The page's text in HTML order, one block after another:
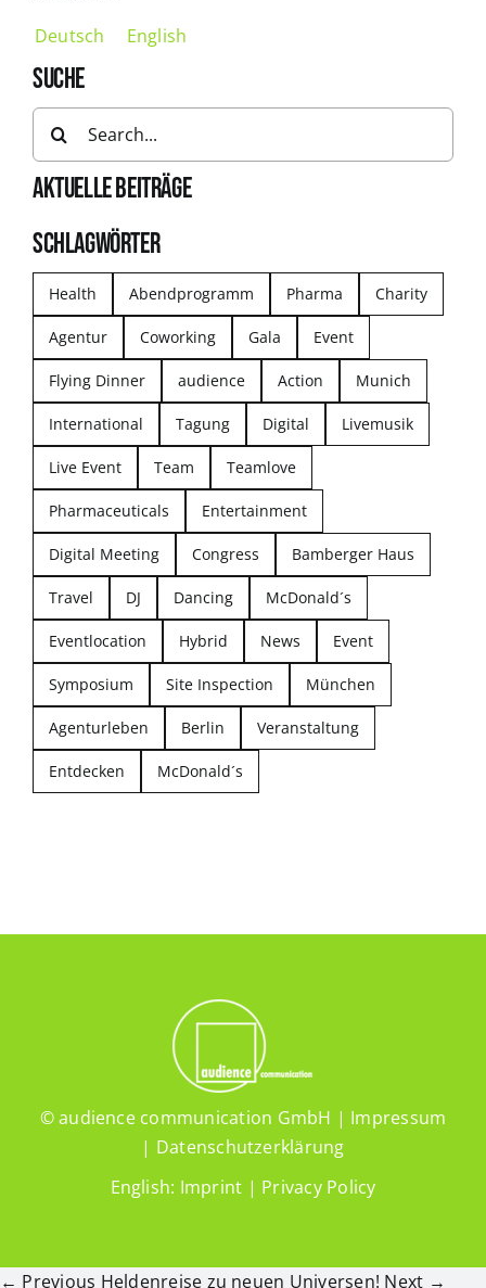
Deutsch English
SUCHE
Search
for:
AKTUELLE BEITRÄGE
SCHLAGWÖRTER
Health Abendprogramm Pharma Charity
Agentur Coworking Gala Event
Flying Dinner audience Action Munich
International Tagung Digital Livemusik
Live Event Team Teamlove
Pharmaceuticals Entertainment
Digital Meeting Congress Bamberger Haus
Travel DJ Dancing McDonald´s
Eventlocation Hybrid News Event
Symposium Site Inspection München
Agenturleben Berlin Veranstaltung
Entdecken McDonald´s
© audience communication GmbH | Impressum
| Datenschutzerklärung
English: Imprint | Privacy Policy
← Previous Heldenreise zu neuen Universen! Next →